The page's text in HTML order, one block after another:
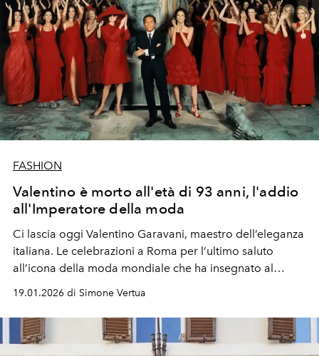
FASHION
Valentino è morto all'età di 93 anni, l'addio
all'Imperatore della moda
Ci lascia oggi Valentino Garavani, maestro dell’eleganza
italiana. Le celebrazioni a Roma per l’ultimo saluto
all’icona della moda mondiale che ha insegnato al
19.01.2026 di Simone Vertua